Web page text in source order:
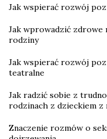
Jak wspierać rozwój
Jak wprowadzić zdrowe
rodziny
Jak wspierać rozwój
teatralne
Jak radzić sobie z
rodzinach z dzieckiem z
Znaczenie rozmów o